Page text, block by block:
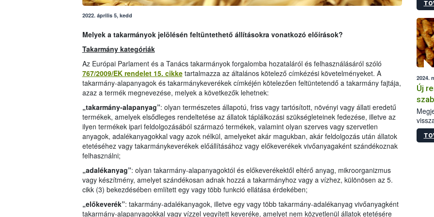
2022. április 5, kedd
Melyek a takarmányok jelölésén feltüntethető állításokra vonatkozó előírások?
Takarmány kategóriák
Az Európai Parlament és a Tanács takarmányok forgalomba hozataláról és felhasználásáról szóló
767/2009/EK rendelet 15. cikketartalmazza az általános kötelező címkézési követelményeket. A
takarmány-alapanyagok és takarmánykeverékek címkéjén kötelezően feltüntetendő a takarmány fajtája,
azaz a termék megnevezése, melyek a következők lehetnek:
„takarmány-alapanyag”: olyan természetes állapotú, friss vagy tartósított, növényi vagy állati eredetű
termékek, amelyek elsődleges rendeltetése az állatok táplálkozási szükségleteinek fedezése, illetve az
ilyen termékek ipari feldolgozásából származó termékek, valamint olyan szerves vagy szervetlen
anyagok, adalékanyagokkal vagy azok nélkül, amelyeket akár magukban, akár feldolgozás után állatok
etetéséhez vagy takarmánykeverékek előállításához vagy előkeverékek vivőanyagaként szándékoznak
felhasználni;
„adalékanyag”: olyan takarmány-alapanyagoktól és előkeverékektől eltérő anyag, mikroorganizmus
vagy készítmény, amelyet szándékosan adnak hozzá a takarmányhoz vagy a vízhez, különösen az 5.
cikk (3) bekezdésében említett egy vagy több funkció ellátása érdekében;
„előkeverék”: takarmány-adalékanyagok, illetve egy vagy több takarmány-adalékanyag vivőanyagként
takarmány-alapanyagokkal vagy vízzel vegyített keveréke, amelyet nem közvetlenül állatok etetésére
2024.
Új